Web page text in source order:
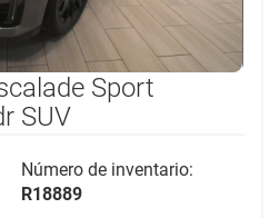
Sport
SUV
Número de inventario:
R18889